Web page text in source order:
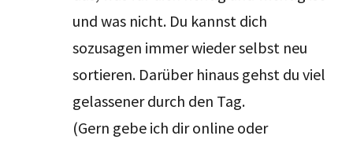
und was nicht. Du kannst dich
sozusagen immer wieder selbst neu
sortieren. Darüber hinaus gehst du viel
gelassener durch den Tag.
(Gern gebe ich dir online oder